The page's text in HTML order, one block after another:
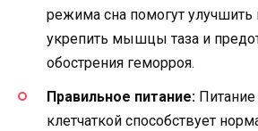
режима сна помогут
укрепить мышцы таза и
обострения геморроя.
Правильное питание: Питание
клетчаткой способствует